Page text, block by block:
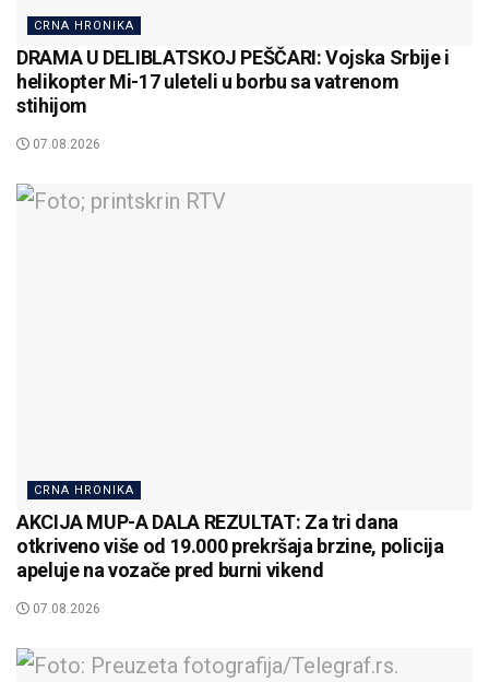
CRNA HRONIKA
DRAMA U DELIBLATSKOJ PEŠČARI: Vojska Srbije i
helikopter Mi-17 uleteli u borbu sa vatrenom
stihijom
07.08.2026
CRNA HRONIKA
AKCIJA MUP-A DALA REZULTAT: Za tri dana
otkriveno više od 19.000 prekršaja brzine, policija
apeluje na vozače pred burni vikend
07.08.2026